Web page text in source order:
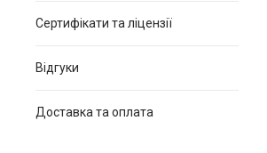
Сертифікати та ліцензії
Відгуки
Доставка та оплата